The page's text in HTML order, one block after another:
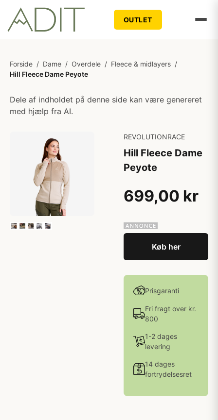
OUTLET
Forside / Dame / Overdele / Fleece & midlayers /
Hill Fleece Dame Peyote
Dele af indholdet på denne side kan være genereret
med hjælp fra AI.
REVOLUTIONRACE
Hill Fleece Dame
Peyote
699,00 kr
Køb her
Prisgaranti
Fri fragt over kr.
800
1-2 dages
levering
14 dages
fortrydelsesret